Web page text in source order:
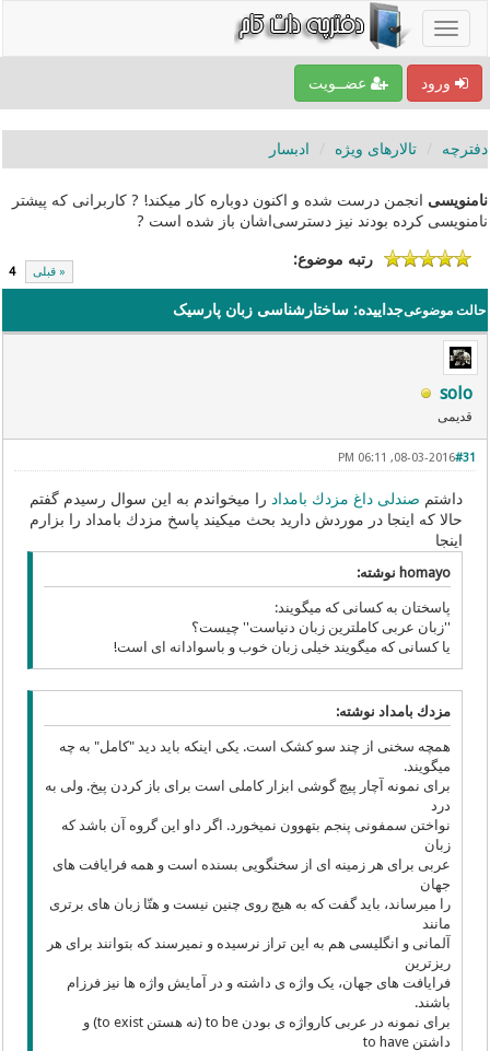
ورود عضــویت
دفترچه تالارهای ویژه ادبسار
نامنویسی انجمن درست شده و اکنون دوباره کار میکند! ? کاربرانی که پیشتر
نامنویسی کرده بودند نیز دسترسی‌اشان باز شده است ?
« قبلی 4
رتبه موضوع:
حالت موضوعیجداییده: ساختارشناسی زبان پارسیک
solo
قدیمی
#31
08-03-2016, 06:11 PM
داشتم صندلی داغ مزدك بامداد را میخواندم به این سوال رسیدم گفتم
حالا که اینجا در موردش دارید بحث میکیند پاسخ مزدك بامداد را بزارم
اینجا
homayo نوشته:
پاسختان به کسانی که میگویند:
''زبان عربی کاملترین زبان دنیاست'' چیست؟
یا کسانی که میگویند خیلی زبان خوب و باسوادانه ای است!
مزدك بامداد نوشته:
همچه سخنی از چند سو کشک است. یکی اینکه باید دید "کامل" به چه
میگویند.
برای نمونه آچار پیچ گوشی ابزار کاملی است برای باز کردن پیخ. ولی به
درد
نواختن سمفونی پنجم بتهوون نمیخورد. اگر داو این گروه آن باشد که
زبان
عربی برای هر زمینه ای از سخنگویی بسنده است و همه فرایافت های
جهان
را میرساند، باید گفت که به هیچ روی چنین نیست و هتّا زبان های برتری
مانند
آلمانی و انگلیسی هم به این تراز نرسیده و نمیرسند که بتوانند برای هر
ریزترین
فرایافت های جهان، یک واژه ی داشته و در آمایش واژه ها نیز فرزام
باشند.
برای نمونه در عربی کارواژه ی بودن to be (نه هستن to exist) و
داشتن to have